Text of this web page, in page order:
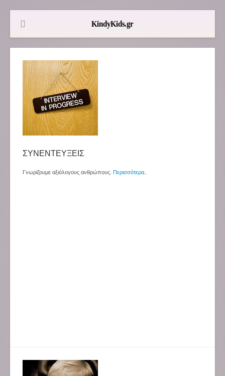
ΣΥΝΕΝΤΕΥΞΕΙΣ
Γνωρίζουμε αξιόλογους ανθρώπους. Περισσότερα